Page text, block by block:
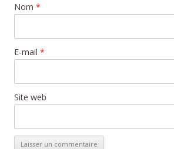
Nom *
E-mail *
Site web